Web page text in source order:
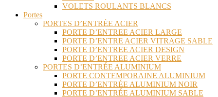
VOLETS ROULANTS BLANCS
Portes
PORTES D’ENTRÉE ACIER
PORTE D’ENTREE ACIER LARGE
PORTE D’ENTRE ACIER VITRAGE SABLE
PORTE D’ENTREE ACIER DESIGN
PORTE D’ENTREE ACIER VERRE
PORTES D’ENTRÉE ALUMINIUM
PORTE CONTEMPORAINE ALUMINIUM
PORTE D’ENTRÉE ALUMINIUM NOIR
PORTE D’ENTRÉE ALUMINIUM SABLE